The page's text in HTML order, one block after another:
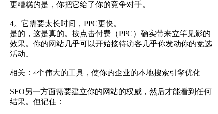
更糟糕的是，你把它给了你的竞争对手。
4。它需要太长时间，PPC更快。
是的，这是真的。按点击付费（PPC）确实带来立竿见影的
效果。你的网站几乎可以开始接待访客几乎你发动你的竞选
活动。
相关：4个伟大的工具，使你的企业的本地搜索引擎优化
SEO另一方面需要建立你的网站的权威，然后才能看到任何
结果。但记住：